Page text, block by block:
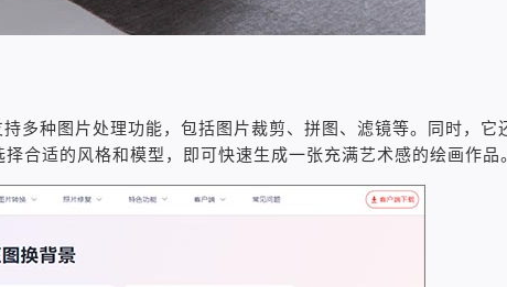
多种图片处理功能，包括图片裁剪、拼图、滤镜等。同时，它
合适的风格和模型，即可快速生成一张充满艺术感的绘画作品